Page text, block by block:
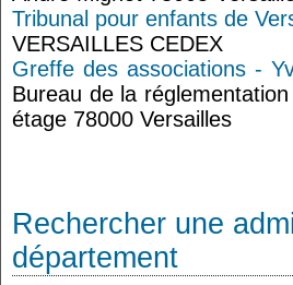
Tribunal pour enfants de
VERSAILLES CEDEX
Greffe des associations -
Bureau de la
étage 78000 Versailles
Rechercher une
département